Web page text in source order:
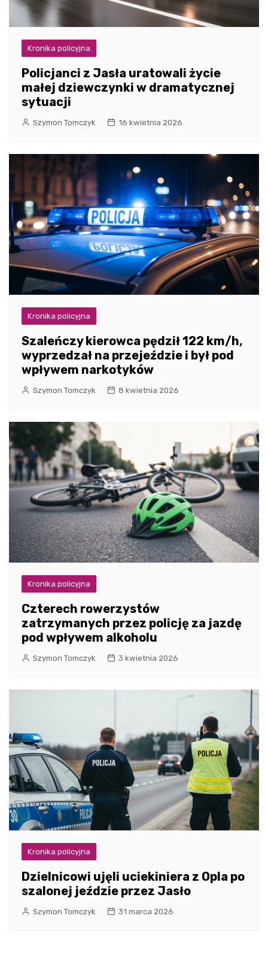
Kronika policyjna
Policjanci z Jasła uratowali życie
małej dziewczynki w dramatycznej
sytuacji
Szymon Tomczyk 16 kwietnia 2026
Kronika policyjna
Szaleńczy kierowca pędził 122 km/h,
wyprzedzał na przejeździe i był pod
wpływem narkotyków
Szymon Tomczyk 8 kwietnia 2026
Kronika policyjna
Czterech rowerzystów
zatrzymanych przez policję za jazdę
pod wpływem alkoholu
Szymon Tomczyk 3 kwietnia 2026
Kronika policyjna
Dzielnicowi ujęli uciekiniera z Opla po
szalonej jeździe przez Jasło
Szymon Tomczyk 31 marca 2026